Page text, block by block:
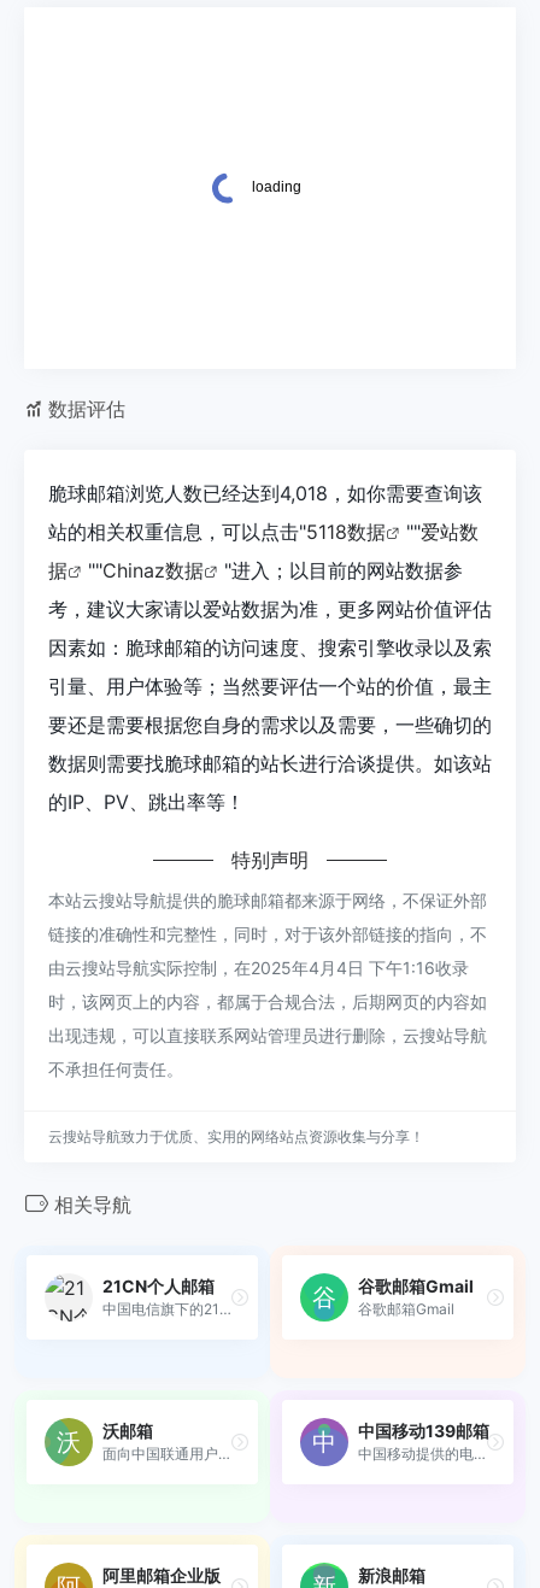
数据评估
脆球邮箱浏览人数已经达到4,018，如你需要查询该
站的相关权重信息，可以点击"5118数据 ""爱站数
据
""Chinaz数据
"进入；以目前的网站数据参
考，建议大家请以爱站数据为准，更多网站价值评估
因素如：脆球邮箱的访问速度、搜索引擎收录以及索
引量、用户体验等；当然要评估一个站的价值，最主
要还是需要根据您自身的需求以及需要，一些确切的
数据则需要找脆球邮箱的站长进行洽谈提供。如该站
的IP、PV、跳出率等！
特别声明
本站云搜站导航提供的脆球邮箱都来源于网络，不保证外部
链接的准确性和完整性，同时，对于该外部链接的指向，不
由云搜站导航实际控制，在2025年4月4日 下午1:16收录
时，该网页上的内容，都属于合规合法，后期网页的内容如
出现违规，可以直接联系网站管理员进行删除，云搜站导航
不承担任何责任。
云搜站导航致力于优质、实用的网络站点资源收集与分享！
相关导航
21CN个人邮箱
中国电信旗下的21CN公司提供...
谷歌邮箱Gmail
谷歌邮箱Gmail
沃邮箱
面向中国联通用户提供的多功...
中国移动139邮箱
中国移动提供的电子邮件业务
阿里邮箱企业版 新浪邮箱